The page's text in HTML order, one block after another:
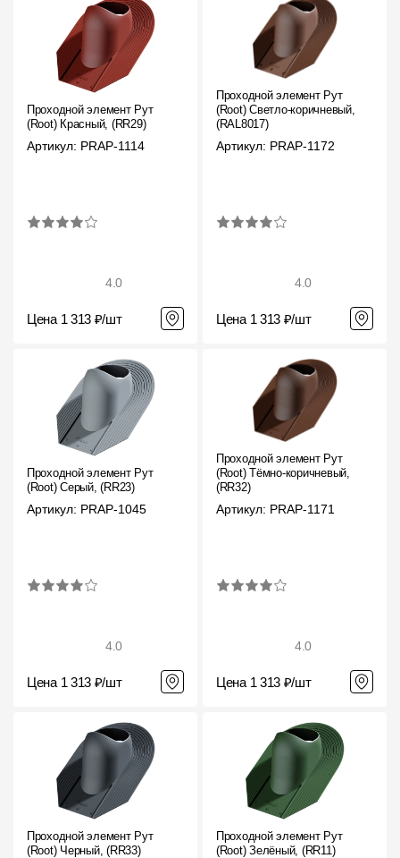
Проходной элемент Рут
(Root) Красный, (RR29)
Артикул: PRAP-1114
4.0
Цена 1 313 ₽/шт
Проходной элемент Рут
(Root) Светло-коричневый,
(RAL8017)
Артикул: PRAP-1172
4.0
Цена 1 313 ₽/шт
Проходной элемент Рут
(Root) Серый, (RR23)
Артикул: PRAP-1045
4.0
Цена 1 313 ₽/шт
Проходной элемент Рут
(Root) Тёмно-коричневый,
(RR32)
Артикул: PRAP-1171
4.0
Цена 1 313 ₽/шт
Проходной элемент Рут
(Root) Черный, (RR33)
Проходной элемент Рут
(Root) Зелёный, (RR11)